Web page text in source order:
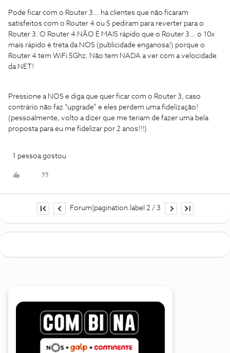
Pode ficar com o Router 3… há clientes que não ficaram
satisfeitos com o Router 4 ou 5 pediram para reverter para o
Router 3. O Router 4 NÃO É MAIS rápido que o Router 3… o 10x
mais rápido é treta da NOS (publicidade enganosa!) porque o
Router 4 tem WiFi 5Ghz. Não tem NADA a ver com a velocidade
da NET!
Pressione a NOS e diga que quer ficar com o Router 3, caso
contrário não faz “upgrade” e eles perdem uma fidelização!
(pessoalmente, volto a dizer que me teriam de fazer uma bela
proposta para eu me fidelizar por 2 anos!!!)
1 pessoa gostou
Forum|pagination.label 2 / 3